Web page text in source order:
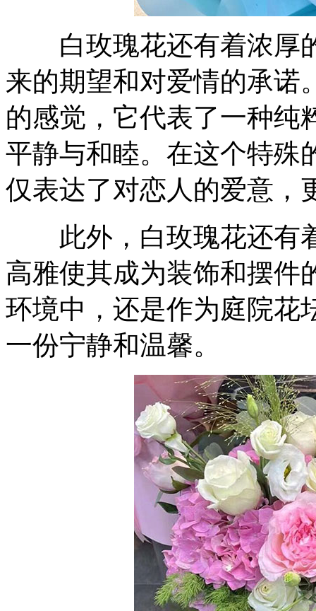
白玫瑰花还有着浓厚
来的期望和对爱情的承诺
的感觉，它代表了一种纯
平静与和睦。在这个特殊
仅表达了对恋人的爱意，
此外，白玫瑰花还有
高雅使其成为装饰和摆件
环境中，还是作为庭院花
一份宁静和温馨。